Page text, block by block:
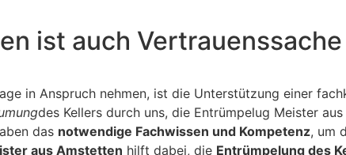
ist auch Vertrauenssache
in Anspruch nehmen, ist die Unterstützung einer
des Kellers durch uns, die Entrümpelug Meister
das notwendige Fachwissen und Kompetenz, um
aus Amstetten hilft dabei, die Entrümpelung des